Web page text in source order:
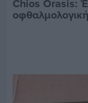
Chios Orasis: